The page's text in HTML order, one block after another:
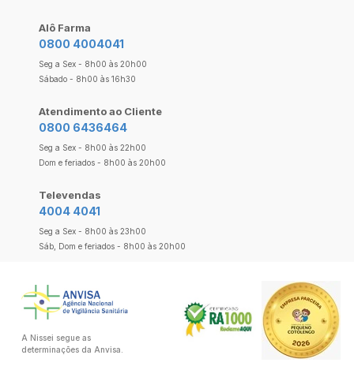
Alô Farma
0800 4004041
Seg a Sex - 8h00 às 20h00
Sábado - 8h00 às 16h30
Atendimento ao Cliente
0800 6436464
Seg a Sex - 8h00 às 22h00
Dom e feriados - 8h00 às 20h00
Televendas
4004 4041
Seg a Sex - 8h00 às 23h00
Sáb, Dom e feriados - 8h00 às 20h00
A Nissei segue as
determinações da Anvisa.